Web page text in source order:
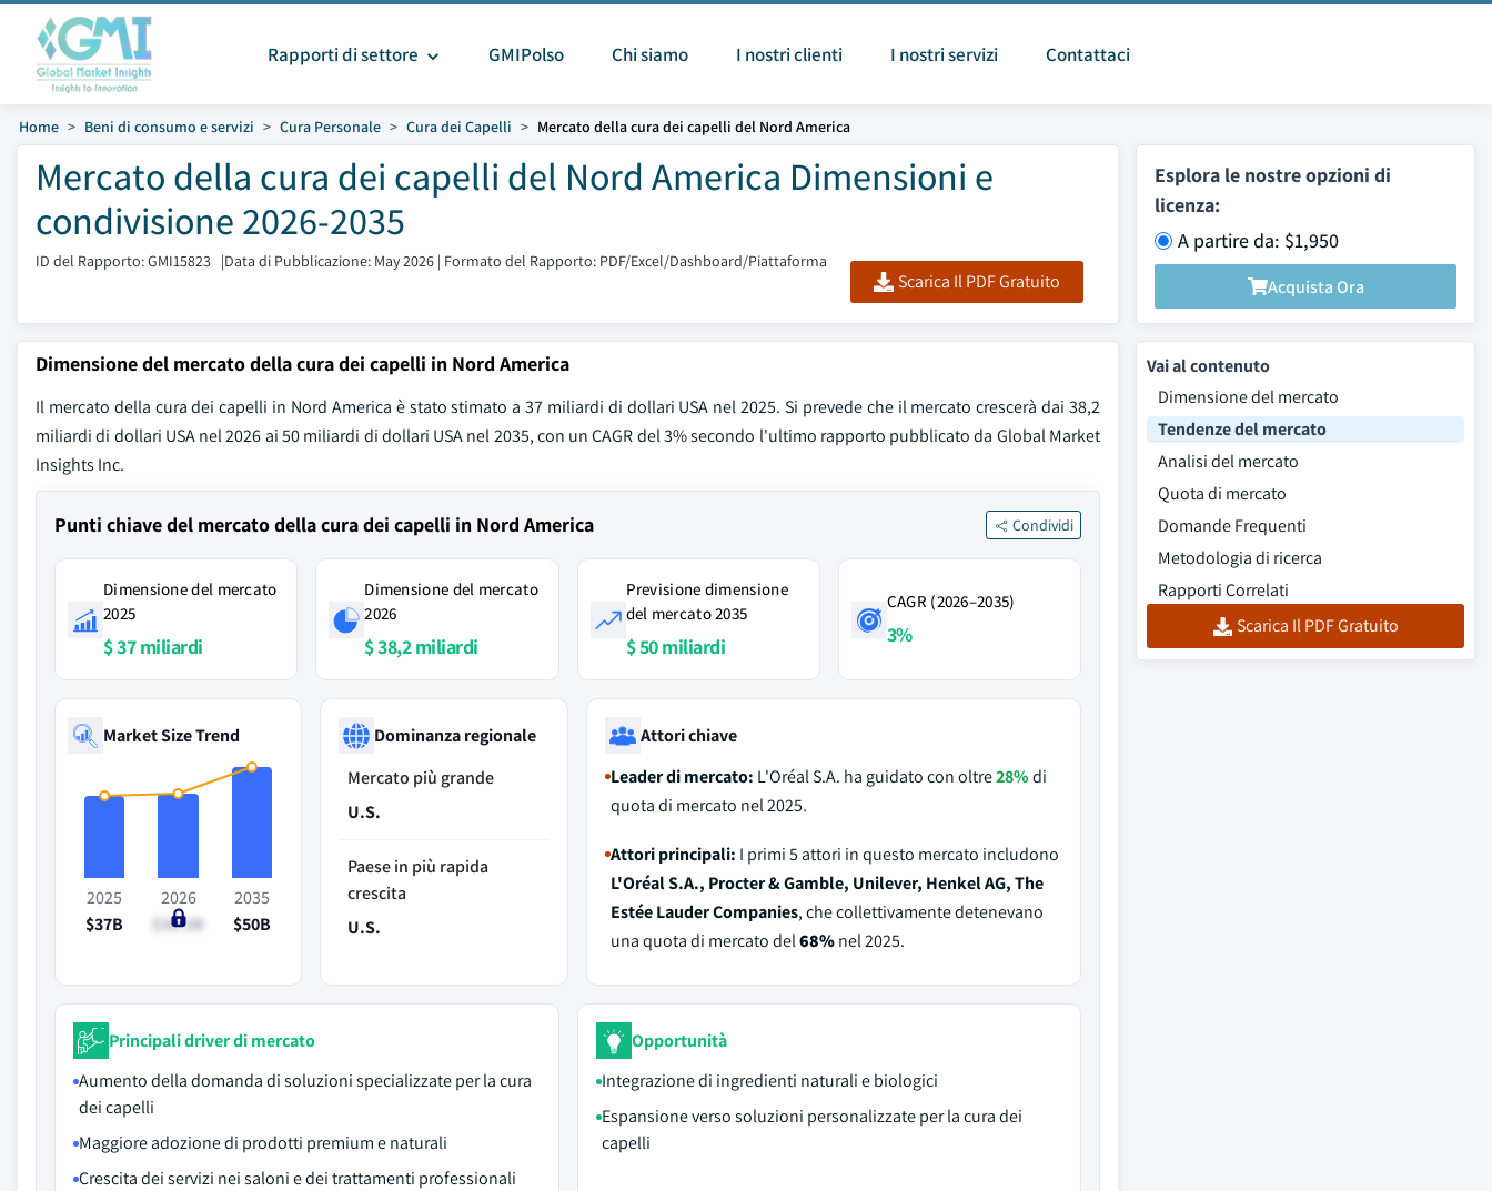
Rapporti di settore GMIPolso Chi siamo I nostri clienti I nostri servizi Contattaci
Home Beni di consumo e servizi Cura Personale Cura dei Capelli Mercato della cura dei capelli del Nord America
Mercato della cura dei capelli del Nord America Dimensioni e
condivisione 2026-2035
ID del Rapporto: GMI15823 |Data di Pubblicazione: May 2026 | Formato del Rapporto: PDF/Excel/Dashboard/Piattaforma
Scarica Il PDF Gratuito
Esplora le nostre opzioni di
licenza:
A partire da: $1,950
Acquista Ora
Dimensione del mercato della cura dei capelli in Nord America
Il mercato della cura dei capelli in Nord America è stato stimato a 37 miliardi di dollari USA nel 2025. Si prevede che il mercato crescerà dai 38,2
miliardi di dollari USA nel 2026 ai 50 miliardi di dollari USA nel 2035, con un CAGR del 3% secondo l'ultimo rapporto pubblicato da Global Market
Insights Inc.
Punti chiave del mercato della cura dei capelli in Nord America Condividi
Dimensione del mercato
2025
$ 37 miliardi
Dimensione del mercato
2026
$ 38,2 miliardi
Previsione dimensione
del mercato 2035
$ 50 miliardi
CAGR (2026–2035)
3%
Market Size Trend
2025
$37B
2026
$38.2B
2035
$50B
Dominanza regionale
Mercato più grande
U.S.
Paese in più rapida
crescita
U.S.
Attori chiave
Leader di mercato: L'Oréal S.A. ha guidato con oltre28%di
quota di mercato nel 2025.
Attori principali: I primi 5 attori in questo mercato includono
L'Oréal S.A., Procter & Gamble, Unilever, Henkel AG, The
Estée Lauder Companies, che collettivamente detenevano
una quota di mercato del68%nel 2025.
Principali driver di mercato
Aumento della domanda di soluzioni specializzate per la cura
dei capelli
Maggiore adozione di prodotti premium e naturali
Crescita dei servizi nei saloni e dei trattamenti professionali
Opportunità
Integrazione di ingredienti naturali e biologici
Espansione verso soluzioni personalizzate per la cura dei
capelli
Vai al contenuto
Dimensione del mercato
Tendenze del mercato
Analisi del mercato
Quota di mercato
Domande Frequenti
Metodologia di ricerca
Rapporti Correlati
Scarica Il PDF Gratuito